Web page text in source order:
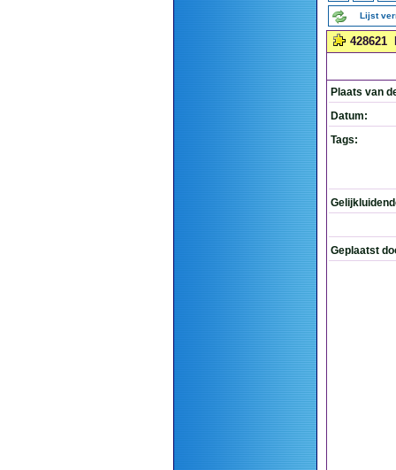
Lijst
428621
Plaats van
Datum:
Tags:
Geplaatst